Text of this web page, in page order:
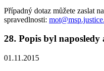
Případný dotaz můžete zaslat
spravedlnosti:
28. Popis byl
01.11.2015